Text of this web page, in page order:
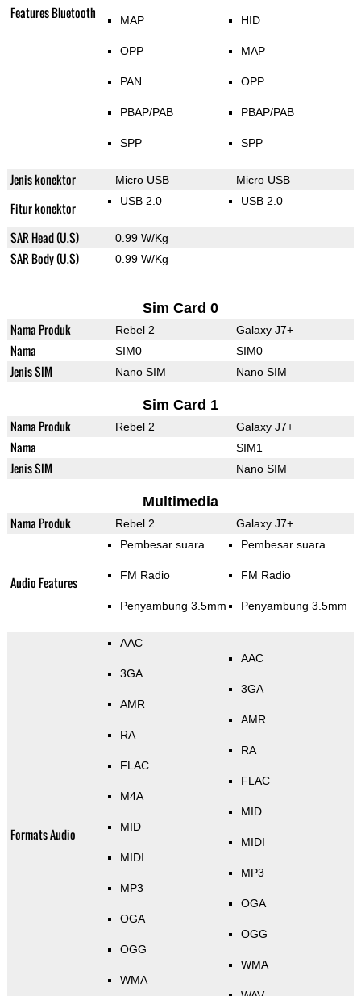
Features Bluetooth MAP
OPP
PAN
PBAP/PAB
SPP
HID
MAP
OPP
PBAP/PAB
SPP
Jenis konektor Micro USB Micro USB
Fitur konektor USB 2.0 USB 2.0
SAR Head (U.S) 0.99 W/Kg
SAR Body (U.S) 0.99 W/Kg
Sim Card 0
Nama Produk Rebel 2 Galaxy J7+
Nama SIM0 SIM0
Jenis SIM Nano SIM Nano SIM
Sim Card 1
Nama Produk Rebel 2 Galaxy J7+
Nama SIM1
Jenis SIM Nano SIM
Multimedia
Nama Produk Rebel 2 Galaxy J7+
Audio Features
Pembesar suara
FM Radio
Penyambung 3.5mm
Pembesar suara
FM Radio
Penyambung 3.5mm
Formats Audio
AAC
3GA
AMR
RA
FLAC
M4A
MID
MIDI
MP3
OGA
OGG
WMA
AAC
3GA
AMR
RA
FLAC
MID
MIDI
MP3
OGA
OGG
WMA